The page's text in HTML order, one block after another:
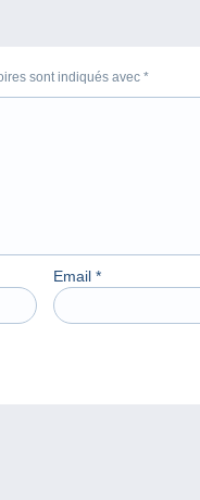
sont indiqués avec *
Email *